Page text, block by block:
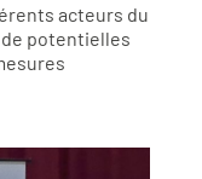
acteurs du
potentielles